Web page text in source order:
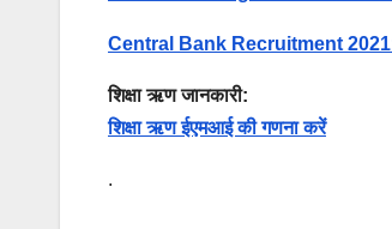
Central Bank Recruitment 2021:
शिक्षा ऋण जानकारी:
शिक्षा ऋण ईएमआई की गणना करें
.